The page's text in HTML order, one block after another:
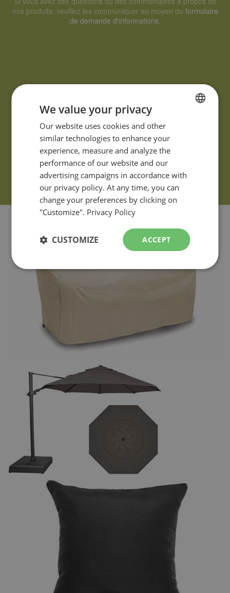
nos produits, veuillez les communiquer au moyen du formulaire
de demande d'informations.
FRENCH
ENGLISH
We value your privacy
Our website uses cookies and other
similar technologies to enhance your
experience, measure and analyze the
performance of our website and our
advertising campaigns in accordance with
our privacy policy. At any time, you can
change your preferences by clicking on
"Customize". Privacy Policy
ACCEPT
CUSTOMIZE